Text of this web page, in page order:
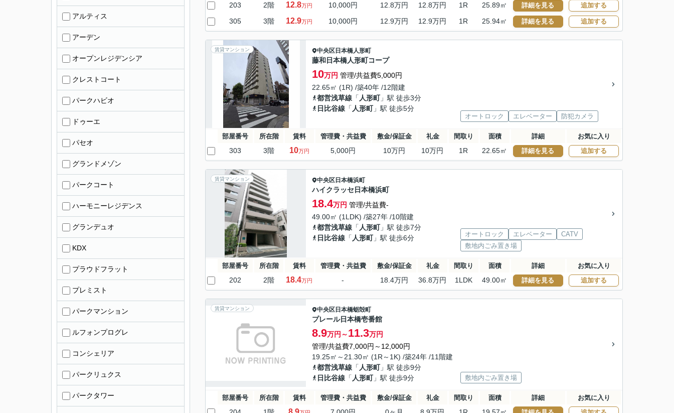
203 2階 12.8万円 10,000円 12.8万円 12.8万円 1R 25.89㎡ 詳細を見る 追加する
305 3階 12.9万円 10,000円 12.9万円 12.9万円 1R 25.94㎡ 詳細を見る 追加する
賃貸マンション 中央区 日本橋人形町
藤和日本橋人形町コープ
10万円 管理/共益費5,000円
22.65㎡ (1R) /築40年 /12階建
都営浅草線 「 人形町」駅 徒歩3分
日比谷線 「 人形町」駅 徒歩5分
オートロック エレベーター 防犯カメラ
部屋番号 所在階 賃料 管理費・共益費 敷金/保証金 礼金 間取り 面積 詳細 お気に入り
303 3階 10万円 5,000円 10万円 10万円 1R 22.65㎡ 詳細を見る 追加する
賃貸マンション 中央区 日本橋浜町
ハイクラッセ日本橋浜町
18.4万円 管理/共益費-
49.00㎡ (1LDK) /築27年 /10階建
都営浅草線 「 人形町」駅 徒歩7分
日比谷線 「 人形町」駅 徒歩6分 オートロック エレベーター
CATV
敷地内ごみ置き場
部屋番号 所在階 賃料 管理費・共益費 敷金/保証金 礼金 間取り 面積 詳細 お気に入り
202 2階 18.4万円 - 18.4万円 36.8万円 1LDK 49.00㎡ 詳細を見る 追加する
賃貸マンション 中央区 日本橋蛎殻町
プレール日本橋壱番館
8.9万円～11.3万円
管理/共益費7,000円～12,000円
19.25㎡～21.30㎡ (1R～1K) /築24年 /11階建
都営浅草線 「 人形町」駅 徒歩9分
日比谷線 「 人形町」駅 徒歩9分 敷地内ごみ置き場
部屋番号 所在階 賃料 管理費・共益費 敷金/保証金 礼金 間取り 面積 詳細 お気に入り
アルティス
アーデン
オープンレジデンシア
クレストコート
パークハビオ
ドゥーエ
パセオ
グランドメゾン
パークコート
ハーモニーレジデンス
グランデュオ
KDX
プラウドフラット
プレミスト
パークマンション
ルフォンプログレ
コンシェリア
パークリュクス
パークタワー